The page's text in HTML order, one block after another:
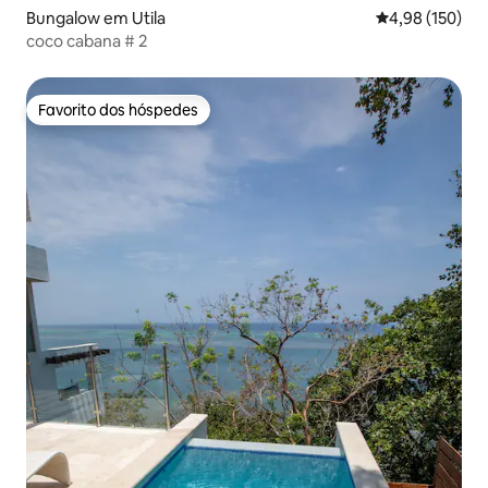
Bungalow em Utila Classificação
4,98 (150)
coco cabana # 2
Favorito dos hóspedes
Favorito dos hóspedes